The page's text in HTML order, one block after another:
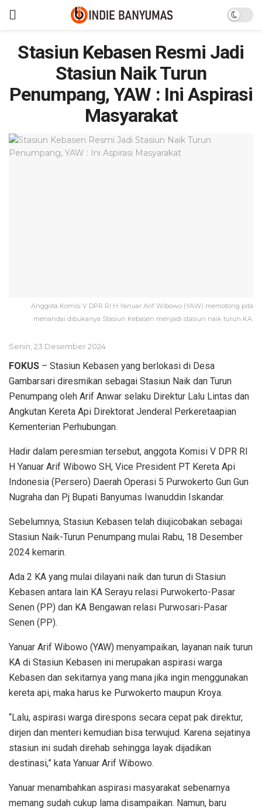
Stasiun Kebasen Resmi Jadi
Stasiun Naik Turun
Penumpang, YAW : Ini Aspirasi
Masyarakat
Anggota Komisi V DPR RI H Yanuar Arif Wibowo (YAW) memotong pita
menandai dibukanya Stasiun Kebasen menjadi stasiun naik turun KA.
Senin, 23 Desember 2024
FOKUS – Stasiun Kebasen yang berlokasi di Desa
Gambarsari diresmikan sebagai Stasiun Naik dan Turun
Penumpang oleh Arif Anwar selaku Direktur Lalu Lintas dan
Angkutan Kereta Api Direktorat Jenderal Perkeretaapian
Kementerian Perhubungan.
Hadir dalam peresmian tersebut, anggota Komisi V DPR RI
H Yanuar Arif Wibowo SH, Vice President PT Kereta Api
Indonesia (Persero) Daerah Operasi 5 Purwokerto Gun Gun
Nugraha dan Pj Bupati Banyumas Iwanuddin Iskandar.
Sebelumnya, Stasiun Kebasen telah diujicobakan sebagai
Stasiun Naik-Turun Penumpang mulai Rabu, 18 Desember
2024 kemarin.
Ada 2 KA yang mulai dilayani naik dan turun di Stasiun
Kebasen antara lain KA Serayu relasi Purwokerto-Pasar
Senen (PP) dan KA Bengawan relasi Purwosari-Pasar
Senen (PP).
Yanuar Arif Wibowo (YAW) menyampaikan, layanan naik turun
KA di Stasiun Kebasen ini merupakan aspirasi warga
Kebasen dan sekitarnya yang mana jika ingin menggunakan
kereta api, maka harus ke Purwokerto maupun Kroya.
“Lalu, aspirasi warga direspons secara cepat pak direktur,
dirjen dan menteri kemudian bisa terwujud. Karena sejatinya
stasiun ini sudah direhab sehingga layak dijadikan
destinasi,” kata Yanuar Arif Wibowo.
Yanuar menambahkan aspirasi masyarakat sebenarnya
memang sudah cukup lama disampaikan. Namun, baru